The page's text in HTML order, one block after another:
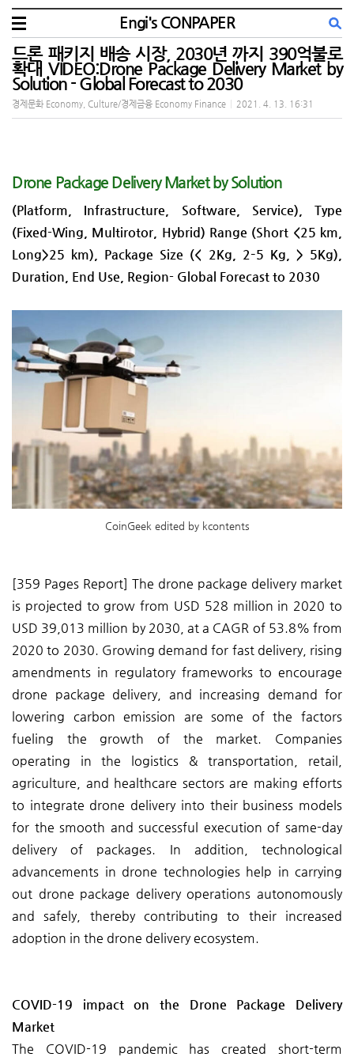
Engi's CONPAPER
드론 패키지 배송 시장, 2030년 까지 390억불로
확대 VIDEO:Drone Package Delivery Market by
Solution - Global Forecast to 2030
경제문화 Economy, Culture/경제금융 Economy Finance 2021. 4. 13. 16:31
Drone Package Delivery Market by Solution
(Platform, Infrastructure, Software, Service), Type
(Fixed-Wing, Multirotor, Hybrid) Range (Short <25 km,
Long>25 km), Package Size (< 2Kg, 2–5 Kg, > 5Kg),
Duration, End Use, Region- Global Forecast to 2030
CoinGeek edited by kcontents
[359 Pages Report] The drone package delivery market
is projected to grow from USD 528 million in 2020 to
USD 39,013 million by 2030, at a CAGR of 53.8% from
2020 to 2030. Growing demand for fast delivery, rising
amendments in regulatory frameworks to encourage
drone package delivery, and increasing demand for
lowering carbon emission are some of the factors
fueling the growth of the market. Companies
operating in the logistics & transportation, retail,
agriculture, and healthcare sectors are making efforts
to integrate drone delivery into their business models
for the smooth and successful execution of same-day
delivery of packages. In addition, technological
advancements in drone technologies help in carrying
out drone package delivery operations autonomously
and safely, thereby contributing to their increased
adoption in the drone delivery ecosystem.
COVID-19 impact on the Drone Package Delivery
Market
The COVID-19 pandemic has created short-term